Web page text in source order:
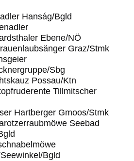
Hanság/Bgld
Ebene/NÖ
Graz/Stmk
Sbg
Possau/Ktn
Tillmitscher
Hartberger Gmoos/Stmk
Seebad
Bgld